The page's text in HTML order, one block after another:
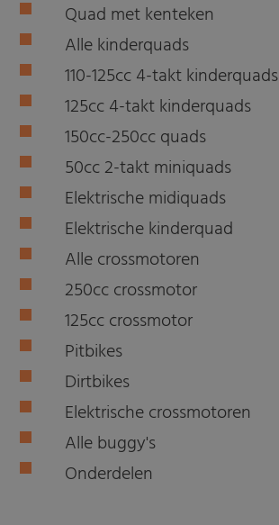
Quad met kenteken
Alle kinderquads
110-125cc 4-takt kinderquads
125cc 4-takt kinderquads
150cc-250cc quads
50cc 2-takt miniquads
Elektrische midiquads
Elektrische kinderquad
Alle crossmotoren
250cc crossmotor
125cc crossmotor
Pitbikes
Dirtbikes
Elektrische crossmotoren
Alle buggy's
Onderdelen